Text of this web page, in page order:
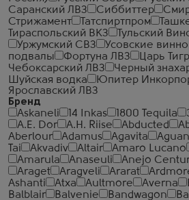
Саранский ЛВЗ
Сиббиттер
Стрижамент
Татспиртпром
Тираспольский ВКЗ
Тульский
Уржумский СВЗ
Усовские
подвалы
Фортуна ЛВЗ Царь
Чебоксарский ЛВЗ
Черный
Шуйская водка
Юпитер
Ярославский ЛВЗ
Бренд
Askaneli
14 Inkas 1800 Tequila
A.E. Dor
A.H. Riise Abducted
Aberlour
Adamus Agavita
Tai
Akvadiv Altair Amaro Lucano
Amarula
Anaseuli Anejo
Araget
Aragveli Ararat
Ashanti
Atxa Aultmore Averna
Balblair
Balvenie Bandwagon